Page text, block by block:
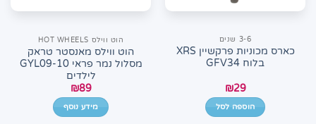
3-6 שנים
כארס מכוניות פרקשיין XRS
בלוח GFV34
₪29
הוספה לסל
הוט ווילס HOT WHEELS
הוט ווילס מאנסטר טראק
מסלול נמר פראי GYL09-10
לילדים
₪89
מידע נוסף